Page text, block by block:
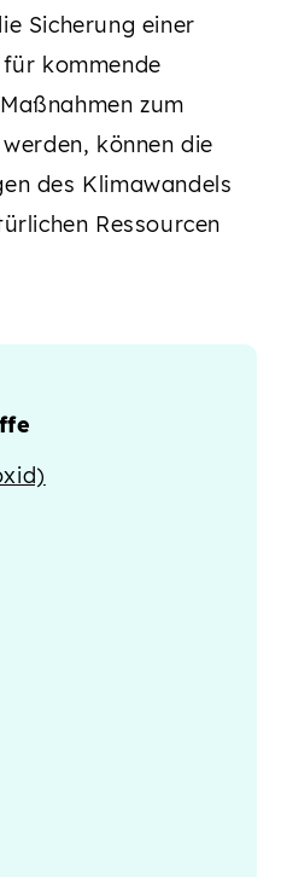
Sicherung einer
kommende
zum
können die
des Klimawandels
Ressourcen